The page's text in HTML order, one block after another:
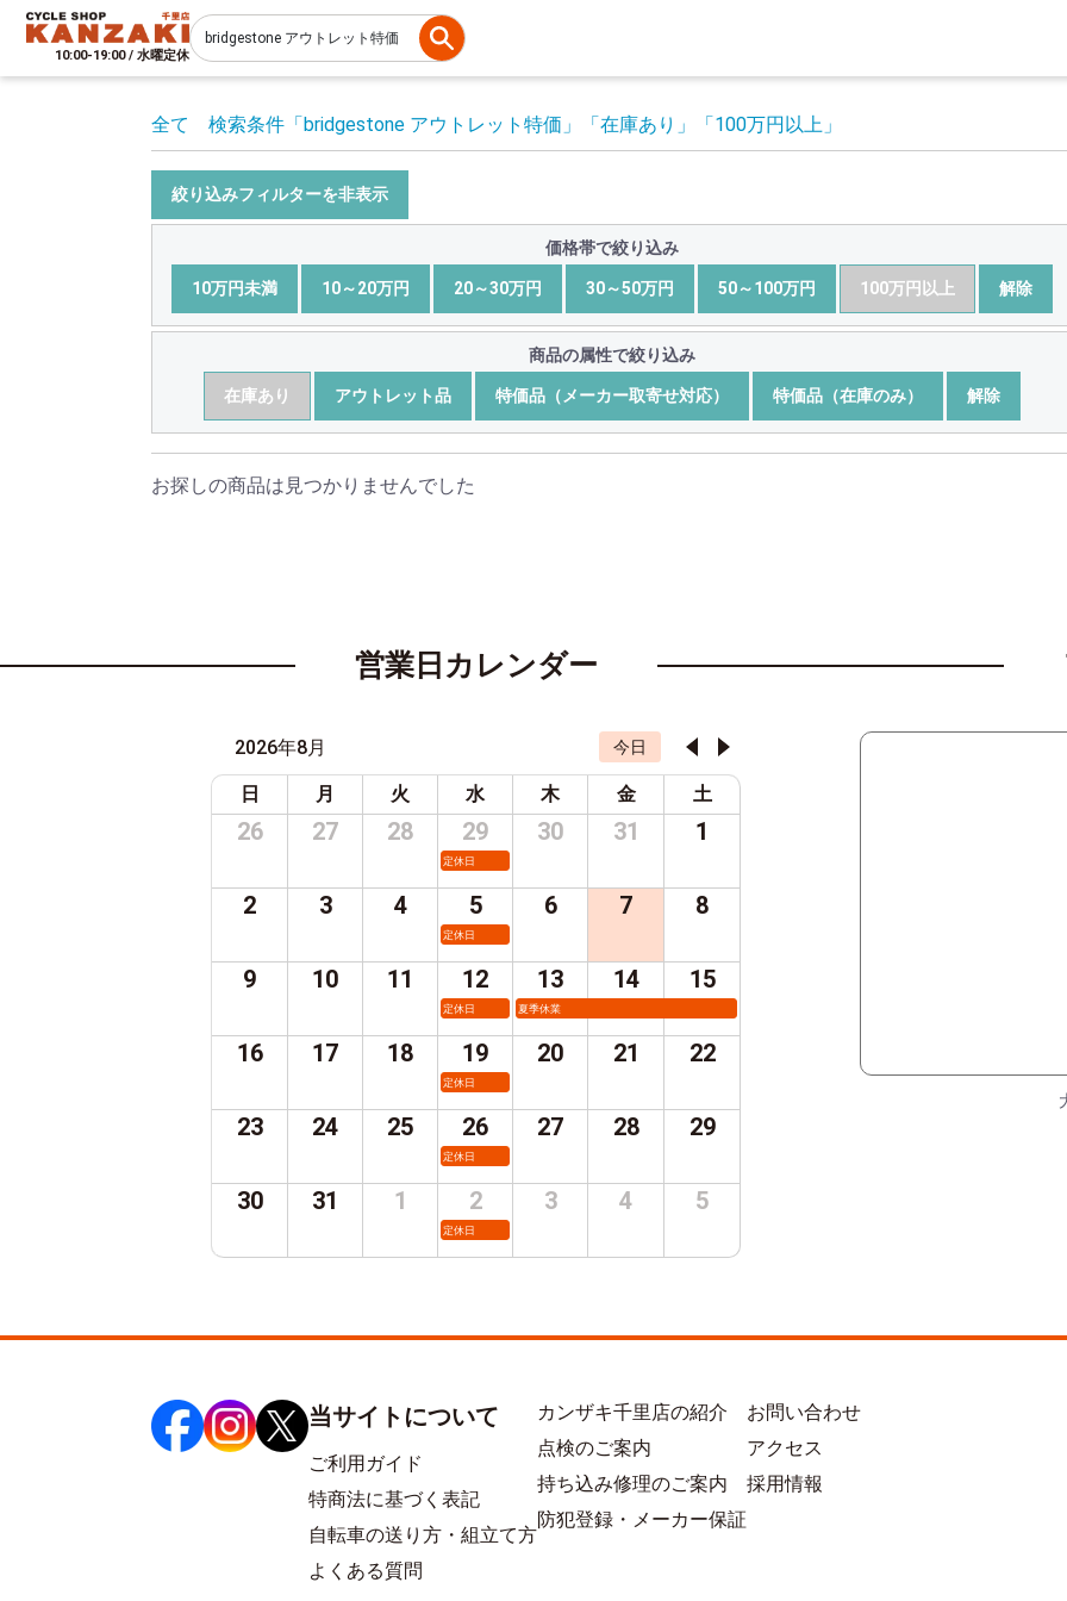
10:00-19:00 / 水曜定休
全て 検索条件 「bridgestone アウトレット特価」 「在庫あり」 「100万円以上」
絞り込みフィルターを非表示
価格帯で絞り込み
10万円未満 10～20万円 20～30万円 30～50万円 50～100万円 100万円以上 解除
商品の属性で絞り込み
在庫あり アウトレット品 特価品（メーカー取寄せ対応） 特価品（在庫のみ） 解除
お探しの商品は見つかりませんでした
営業日カレンダー
2026年8月 今日
日 月 火 水 木 金 土
26 27 28 29
定休日
30 31 1
2 3 4 5
定休日
6 7 8
9 10 11 12
定休日
13
夏季休業
14 15
16 17 18 19
定休日
20 21 22
23 24 25 26
定休日
27 28 29
30 31 1 2
定休日
3 4 5
当サイトについて
ご利用ガイド
特商法に基づく表記
自転車の送り方・組立て方
よくある質問
カンザキ千里店の紹介
点検のご案内
持ち込み修理のご案内
防犯登録・メーカー保証
お問い合わせ
アクセス
採用情報